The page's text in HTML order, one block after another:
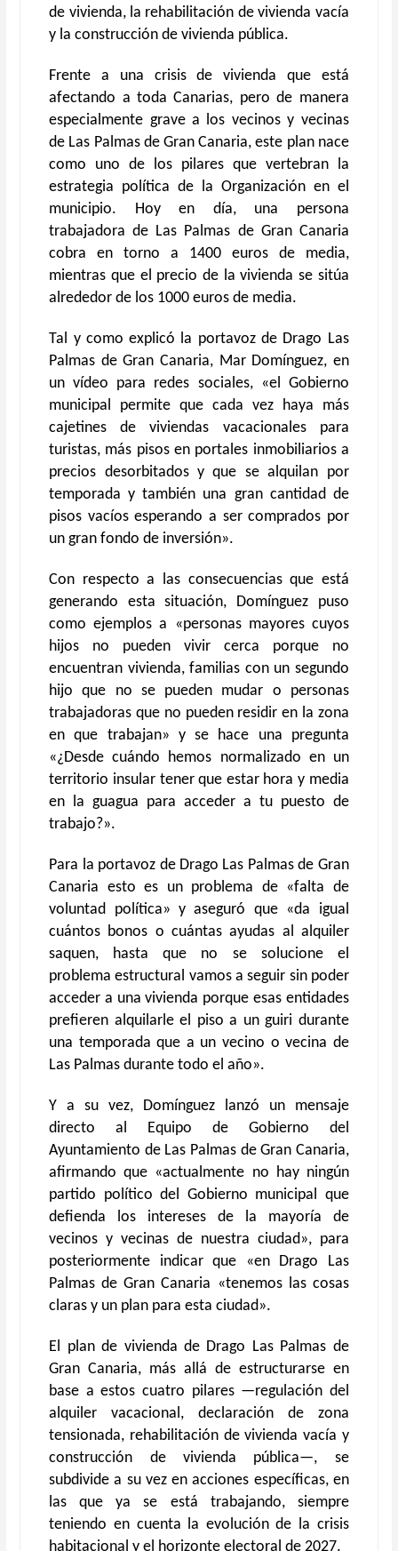
de vivienda, la rehabilitación de vivienda vacía
y la construcción de vivienda pública.
Frente a una crisis de vivienda que está
afectando a toda Canarias, pero de manera
especialmente grave a los vecinos y vecinas
de Las Palmas de Gran Canaria, este plan nace
como uno de los pilares que vertebran la
estrategia política de la Organización en el
municipio. Hoy en día, una persona
trabajadora de Las Palmas de Gran Canaria
cobra en torno a 1400 euros de media,
mientras que el precio de la vivienda se sitúa
alrededor de los 1000 euros de media.
Tal y como explicó la portavoz de Drago Las
Palmas de Gran Canaria, Mar Domínguez, en
un vídeo para redes sociales, «el Gobierno
municipal permite que cada vez haya más
cajetines de viviendas vacacionales para
turistas, más pisos en portales inmobiliarios a
precios desorbitados y que se alquilan por
temporada y también una gran cantidad de
pisos vacíos esperando a ser comprados por
un gran fondo de inversión».
Con respecto a las consecuencias que está
generando esta situación, Domínguez puso
como ejemplos a «personas mayores cuyos
hijos no pueden vivir cerca porque no
encuentran vivienda, familias con un segundo
hijo que no se pueden mudar o personas
trabajadoras que no pueden residir en la zona
en que trabajan» y se hace una pregunta
«¿Desde cuándo hemos normalizado en un
territorio insular tener que estar hora y media
en la guagua para acceder a tu puesto de
trabajo?».
Para la portavoz de Drago Las Palmas de Gran
Canaria esto es un problema de «falta de
voluntad política» y aseguró que «da igual
cuántos bonos o cuántas ayudas al alquiler
saquen, hasta que no se solucione el
problema estructural vamos a seguir sin poder
acceder a una vivienda porque esas entidades
prefieren alquilarle el piso a un guiri durante
una temporada que a un vecino o vecina de
Las Palmas durante todo el año».
Y a su vez, Domínguez lanzó un mensaje
directo al Equipo de Gobierno del
Ayuntamiento de Las Palmas de Gran Canaria,
afirmando que «actualmente no hay ningún
partido político del Gobierno municipal que
defienda los intereses de la mayoría de
vecinos y vecinas de nuestra ciudad», para
posteriormente indicar que «en Drago Las
Palmas de Gran Canaria «tenemos las cosas
claras y un plan para esta ciudad».
El plan de vivienda de Drago Las Palmas de
Gran Canaria, más allá de estructurarse en
base a estos cuatro pilares —regulación del
alquiler vacacional, declaración de zona
tensionada, rehabilitación de vivienda vacía y
construcción de vivienda pública—, se
subdivide a su vez en acciones específicas, en
las que ya se está trabajando, siempre
teniendo en cuenta la evolución de la crisis
habitacional y el horizonte electoral de 2027.